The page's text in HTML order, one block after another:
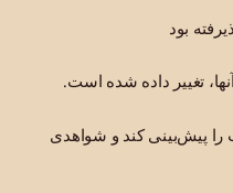
بود
تغییر داده شده است.
را پیش‌بینی کند و شواهدی